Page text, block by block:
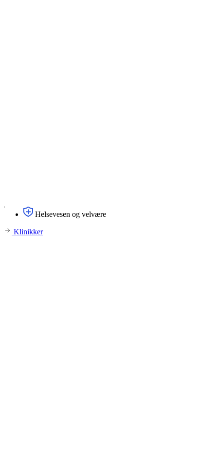
Helsevesen og velvære
Klinikker